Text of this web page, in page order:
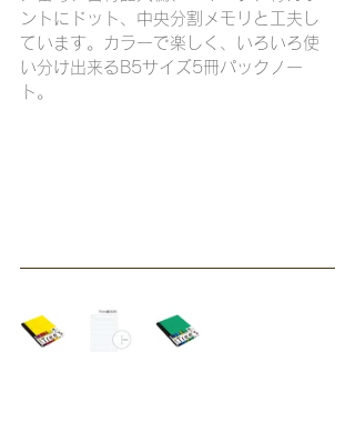
ントにドット、中央分割メモリと工夫し
ています。カラーで楽しく、いろいろ使
い分け出来るB5サイズ5冊パックノー
ト。